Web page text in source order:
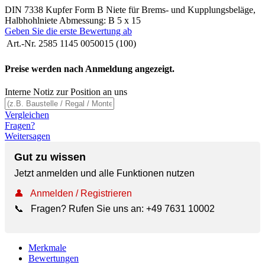
DIN 7338 Kupfer Form B Niete für Brems- und Kupplungsbeläge,
Halbhohlniete Abmessung: B 5 x 15
Geben Sie die erste Bewertung ab
Art.-Nr. 2585 1145 0050015 (100)
Preise werden nach Anmeldung angezeigt.
Interne Notiz zur Position an uns
Vergleichen
Fragen?
Weitersagen
Gut zu wissen
Jetzt anmelden und alle Funktionen nutzen
👤
Anmelden / Registrieren
📞
Fragen? Rufen Sie uns an: +49 7631 10002
Merkmale
Bewertungen